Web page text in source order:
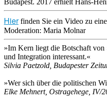
Hierfinden Sie ein Video zu
Moderation: Maria Molnar
»Im Kern liegt die Botschaft von
und Integration interessant.«
Silvia Paetzold, Budapester
»Wer sich über die politischen
Elke Mehnert, Ostragehege, IV/